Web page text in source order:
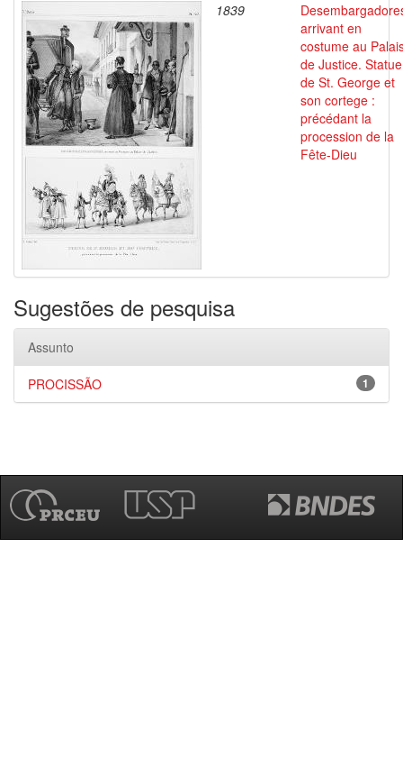
1839
arrivant en
costume au
de Justice. Statue
de St. George et
son cortege :
précédant la
procession de la
Fête-Dieu
Sugestões de pesquisa
Assunto
1
PROCISSÃO